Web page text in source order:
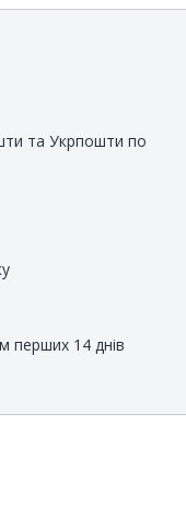
та Укрпошти по
перших 14 днів